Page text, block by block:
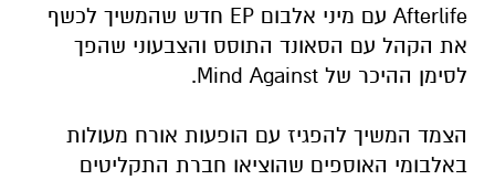
Afterlife עם מיני אלבום EP חדש שהמשיך לכשף
את הקהל עם הסאונד התוסס והצבעוני שהפך
לסימן ההיכר של Mind Against.
הצמד המשיך להפגיז עם הופעות אורח מעולות
באלבומי האוספים שהוציאו חברת התקליטים